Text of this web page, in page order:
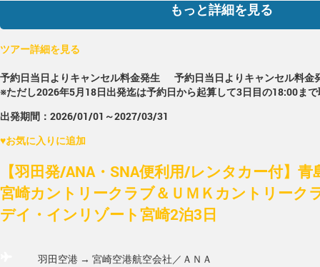
もっと詳細を見る
ツアー詳細を見る
予約日当日よりキャンセル料金発生
予約日当日よりキャンセル料金
※ただし2026年5月18日出発迄は予約日から起算して3日目の18:00ま
出発期間：2026/01/01～2027/03/31
♥お気に入りに追加
【羽田発/ANA・SNA便利用/レンタカー付】
宮崎カントリークラブ＆ＵＭＫカントリーク
デイ・インリゾート宮崎2泊3日
羽田空港 → 宮崎空港航空会社／ＡＮＡ